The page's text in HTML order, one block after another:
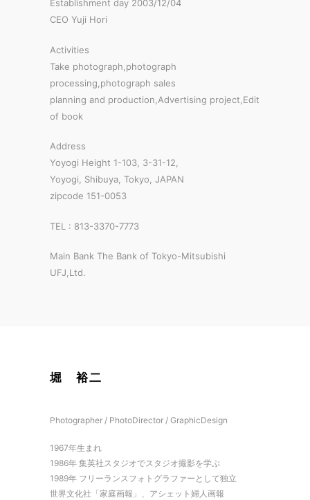
Establishment day 2003/12/04
CEO Yuji Hori
Activities
Take photograph,photograph
processing,photograph sales
planning and production,Advertising project,Edit
of book
Address
Yoyogi Height 1-103, 3-31-12,
Yoyogi, Shibuya, Tokyo, JAPAN
zipcode 151-0053
TEL : 813-3370-7773
Main Bank The Bank of Tokyo-Mitsubishi
UFJ,Ltd.
堀 裕二
Photographer / PhotoDirector / GraphicDesign
1967年生まれ
1986年 集英社スタジオでスタジオ撮影を学ぶ
1989年 フリーランスフォトグラファーとして独立
世界文化社「家庭画報」、アシェット婦人画報